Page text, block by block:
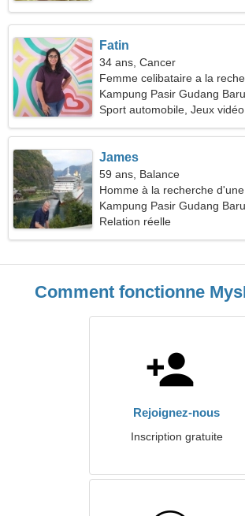
Fatin
34 ans, Cancer
Femme celibataire a la
Kampung Pasir Gudang
Sport automobile, Jeux vidéo
James
59 ans, Balance
Homme à la recherche
Kampung Pasir Gudang
Relation réelle
Comment fonctionne
Rejoignez-nous
Inscription gratuite